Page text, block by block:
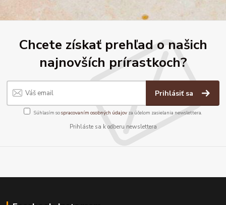
Chcete získať prehľad o našich
najnovších prírastkoch?
Prihlásiť sa
Súhlasím sospracovaním osobných údajov za účelom zasielania newslettera.
Prihláste sa k odberu newslettera